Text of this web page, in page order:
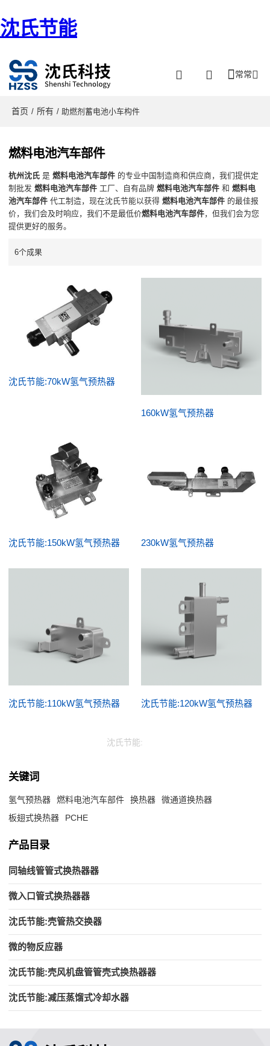
沈氏节能
常常
首页 / 所有 / 助燃剂蓄电池小车构件
燃料电池汽车部件
杭州沈氏 是燃料电池汽车部件 的专业中国制造商和供应商，我们提供定
制批发燃料电池汽车部件 工厂、自有品牌燃料电池汽车部件 和燃料电
池汽车部件 代工制造，现在沈氏节能以获得燃料电池汽车部件 的最佳报
价，我们会及时响应，我们不是最低价燃料电池汽车部件，但我们会为您
提供更好的服务。
6个成果
沈氏节能:70kW氢气预热器
160kW氢气预热器
沈氏节能:150kW氢气预热器 230kW氢气预热器
沈氏节能:110kW氢气预热器 沈氏节能:120kW氢气预热器
沈氏节能:
关键词
氢气预热器 燃料电池汽车部件 换热器
微通道换热器
板翅式换热器
PCHE
产品目录
同轴线管管式换热器器
微入口管式换热器器
沈氏节能:壳管热交换器
微的物反应器
沈氏节能:壳风机盘管管壳式换热器器
沈氏节能:减压蒸馏式冷却水器